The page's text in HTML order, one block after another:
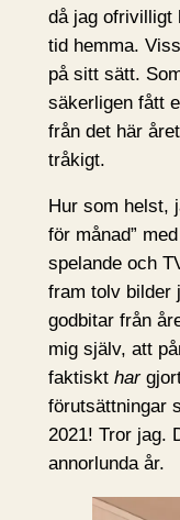
då jag ofrivilligt
tid hemma.
på sitt sätt.
säkerligen fått
från det här
tråkigt.
Hur som helst,
för månad”
spelande och
fram tolv bilder
godbitar från
mig själv, att
faktiskt har
förutsättningar
2021! Tror jag.
annorlunda år.